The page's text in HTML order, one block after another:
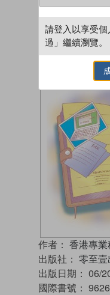
作者： 香港專業
出版社： 零至
出版日期： 06/
國際書號：
請登入以享受
過」繼續瀏覽。